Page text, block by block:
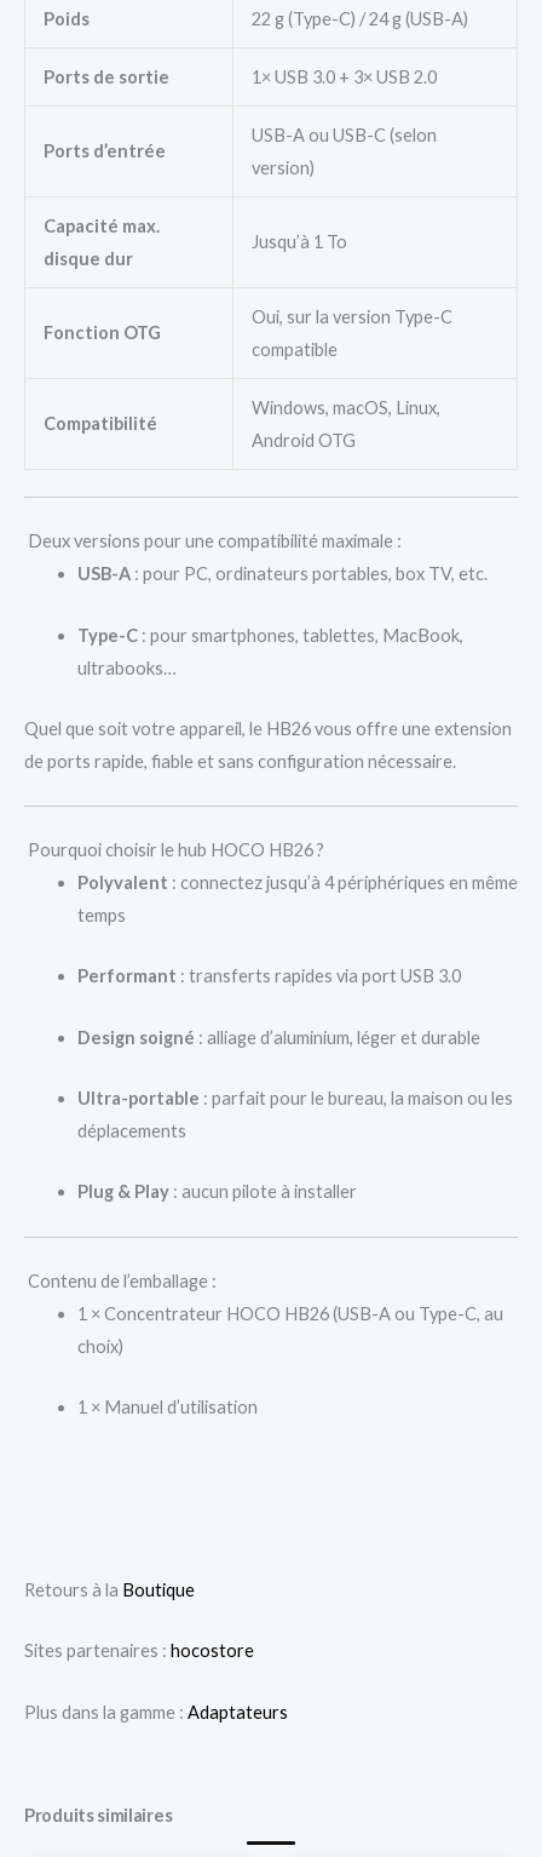
Poids 22 g (Type-C) / 24 g (USB-A)
Ports de sortie 1× USB 3.0 + 3× USB 2.0
Ports d’entrée
USB-A ou USB-C (selon
version)
Capacité max.
disque dur
Jusqu’à 1 To
Fonction OTG
Oui, sur la version Type-C
compatible
Compatibilité
Windows, macOS, Linux,
Android OTG
Deux versions pour une compatibilité maximale :
USB-A: pour PC, ordinateurs portables, box TV, etc.
Type-C: pour smartphones, tablettes, MacBook,
ultrabooks…
Quel que soit votre appareil, le HB26 vous offre une extension
de ports rapide, fiable et sans configuration nécessaire.
Pourquoi choisir le hub HOCO HB26 ?
Polyvalent : connectez jusqu’à 4 périphériques en même
temps
Performant : transferts rapides via port USB 3.0
Design soigné : alliage d’aluminium, léger et durable
Ultra-portable : parfait pour le bureau, la maison ou les
déplacements
Plug & Play: aucun pilote à installer
Contenu de l’emballage :
1 × Concentrateur HOCO HB26 (USB-A ou Type-C, au
choix)
1 × Manuel d’utilisation
Retours à la Boutique
Sites partenaires : hocostore
Plus dans la gamme : Adaptateurs
Produits similaires